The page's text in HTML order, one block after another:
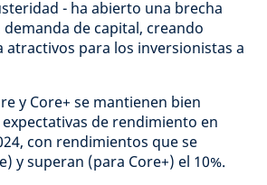
- ha abierto una brecha
de capital, creando
para los inversionistas a
y Core+ se mantienen bien
de rendimiento en
con rendimientos que se
y superan (para Core+) el 10%.